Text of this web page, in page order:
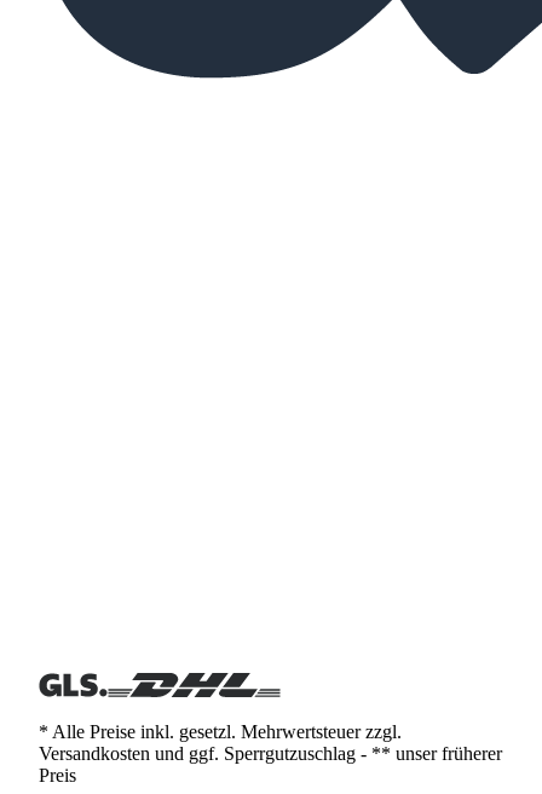
* Alle Preise inkl. gesetzl. Mehrwertsteuer zzgl.
Versandkosten und ggf. Sperrgutzuschlag - ** unser früherer
Preis